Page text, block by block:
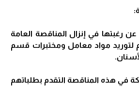
رغبتها في إنزال المناقصة العامة
(1) لسنة 2025م لتوريد مواد معامل ومختبرات قسم
في هذه المناقصة التقدم بطلباتهم